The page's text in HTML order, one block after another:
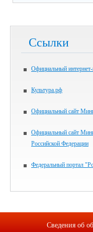
Ссылки
Официальный интернет-
Культура.рф
Официальный сайт
Официальный сайт
Российской Федерации
Федеральный портал
Сведения об